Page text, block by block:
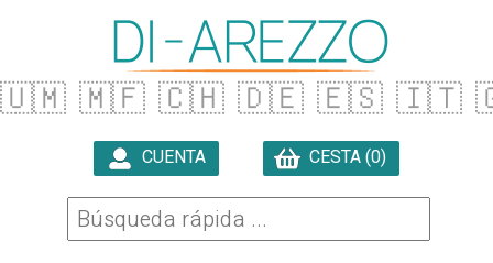
🇺🇲 🇲🇫 🇨🇭 🇩🇪 🇪🇸 🇮🇹
CUENTA CESTA (0)